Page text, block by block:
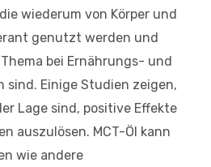
wiederum von Körper und
genutzt werden und
bei Ernährungs- und
Einige Studien zeigen,
Lage sind, positive Effekte
auszulösen. MCT-Öl kann
wie andere